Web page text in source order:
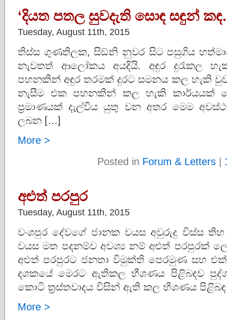
‘දියත පතල සුවදැති සොඳ සඳුන්
Tuesday, August 11th, 2015
තිස්ස ගුණතිලක, සිඞ්නි නුවර සිට පසුගිය
නැවතත් ආලෝකය අයදියි. අඳුර දුරැකල
පහනකින් අඳුර තරමක් දුරට සමනය කල හැකි
නැසීම එක පහනකින් කල හැකි කාර්යයක්
ප්‍රමාණයක් දැල්වීය යුතු වන අතර මෙම
ලබන […]
More >
Posted in Forum & Letters|
අළුත් පරපුර
Tuesday, August 11th, 2015
වංශපුර දේවගේ ජානක වයස අවුරුදු
වයස මත පදනම්ව අවශ්‍ය නම් අළුත් පරපුරක්
අළුත් පරපුරට ජනතා විමුක්ති පෙරමුණ සහ
දශකයේ මෙරට ඇතිකල භීශණය පිළිබඳව
කොටි ත්‍රස්තවාදය විසින් ඇති කල භීශණය
More >